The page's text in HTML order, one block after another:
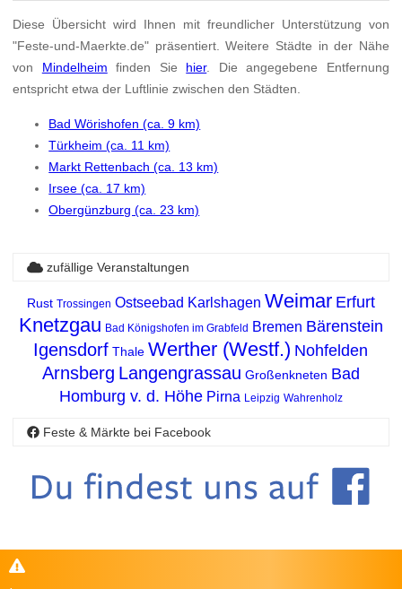
Diese Übersicht wird Ihnen mit freundlicher Unterstützung von
"Feste-und-Maerkte.de" präsentiert. Weitere Städte in der Nähe
von Mindelheim finden Sie hier. Die angegebene Entfernung
entspricht etwa der Luftlinie zwischen den Städten.
Bad Wörishofen (ca. 9 km)
Türkheim (ca. 11 km)
Markt Rettenbach (ca. 13 km)
Irsee (ca. 17 km)
Obergünzburg (ca. 23 km)
zufällige Veranstaltungen
Rust Trossingen Ostseebad Karlshagen Weimar Erfurt
Knetzgau Bad Königshofen im Grabfeld Bremen Bärenstein
Igensdorf Thale Werther (Westf.) Nohfelden
Arnsberg Langengrassau Großenkneten Bad
Homburg v. d. Höhe Pirna Leipzig Wahrenholz
Feste & Märkte bei Facebook